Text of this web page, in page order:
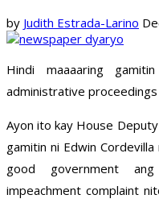
by Judith Estrada-Larino
Hindi maaaaring
administrative
Ayon ito kay House
gamitin ni Edwin
good government
impeachment complaint